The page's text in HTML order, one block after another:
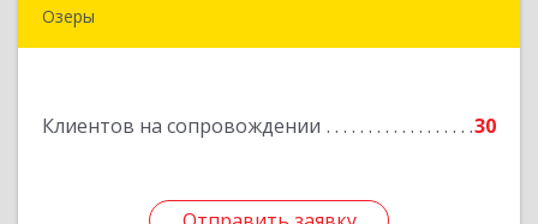
Озеры
Клиентов на сопровождении 30
Подробнее